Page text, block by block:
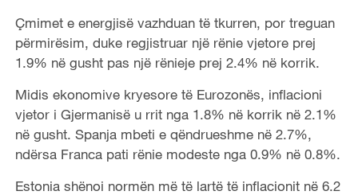
Çmimet e energjisë vazhduan të tkurren, por treguan
përmirësim, duke regjistruar një rënie vjetore prej
1.9% në gusht pas një rënieje prej 2.4% në korrik.
Midis ekonomive kryesore të Eurozonës, inflacioni
vjetor i Gjermanisë u rrit nga 1.8% në korrik në 2.1%
në gusht. Spanja mbeti e qëndrueshme në 2.7%,
ndërsa Franca pati rënie modeste nga 0.9% në 0.8%.
Estonia shënoi normën më të lartë të inflacionit në 6.2